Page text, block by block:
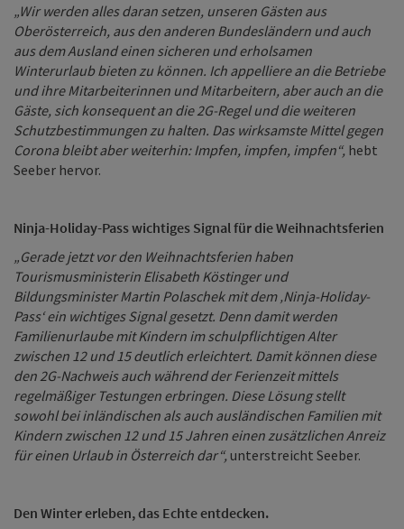
„Wir werden alles daran setzen, unseren Gästen aus
Oberösterreich, aus den anderen Bundesländern und auch
aus dem Ausland einen sicheren und erholsamen
Winterurlaub bieten zu können. Ich appelliere an die Betriebe
und ihre Mitarbeiterinnen und Mitarbeitern, aber auch an die
Gäste, sich konsequent an die 2G-Regel und die weiteren
Schutzbestimmungen zu halten. Das wirksamste Mittel gegen
Corona bleibt aber weiterhin: Impfen, impfen, impfen“, hebt
Seeber hervor.
Ninja-Holiday-Pass wichtiges Signal für die Weihnachtsferien
„Gerade jetzt vor den Weihnachtsferien haben
Tourismusministerin Elisabeth Köstinger und
Bildungsminister Martin Polaschek mit dem ‚Ninja-Holiday-
Pass‘ ein wichtiges Signal gesetzt. Denn damit werden
Familienurlaube mit Kindern im schulpflichtigen Alter
zwischen 12 und 15 deutlich erleichtert. Damit können diese
den 2G-Nachweis auch während der Ferienzeit mittels
regelmäßiger Testungen erbringen. Diese Lösung stellt
sowohl bei inländischen als auch ausländischen Familien mit
Kindern zwischen 12 und 15 Jahren einen zusätzlichen Anreiz
für einen Urlaub in Österreich dar“, unterstreicht Seeber.
Den Winter erleben, das Echte entdecken.